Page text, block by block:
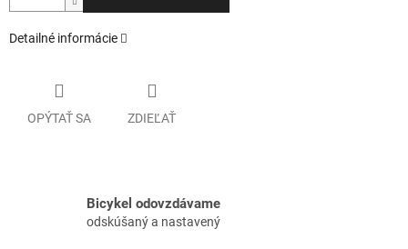
Detailné informácie
OPÝTAŤ SA ZDIEĽAŤ
Bicykel odovzdávame
odskúšaný a nastavený